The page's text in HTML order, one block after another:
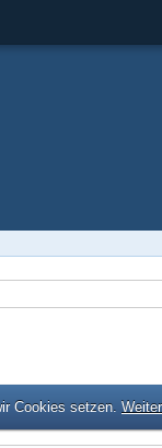
Cookies setzen.